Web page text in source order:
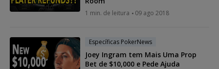
1 min. de leitura 09 ago 2018
Específicas PokerNews
Joey Ingram tem Mais Uma Prop
Bet de $10,000 e Pede Ajuda